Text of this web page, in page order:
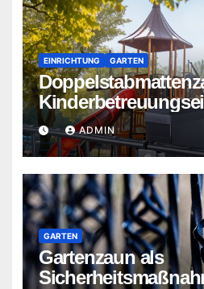
EINRICHTUNG GARTEN
ADMIN
GARTEN
Gartenzaun als